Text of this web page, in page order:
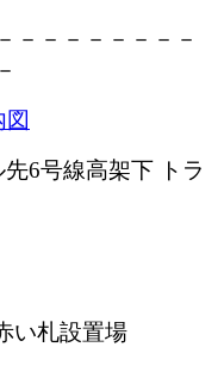
－－－－－－－－
6号線高架下 トラ
い札設置場